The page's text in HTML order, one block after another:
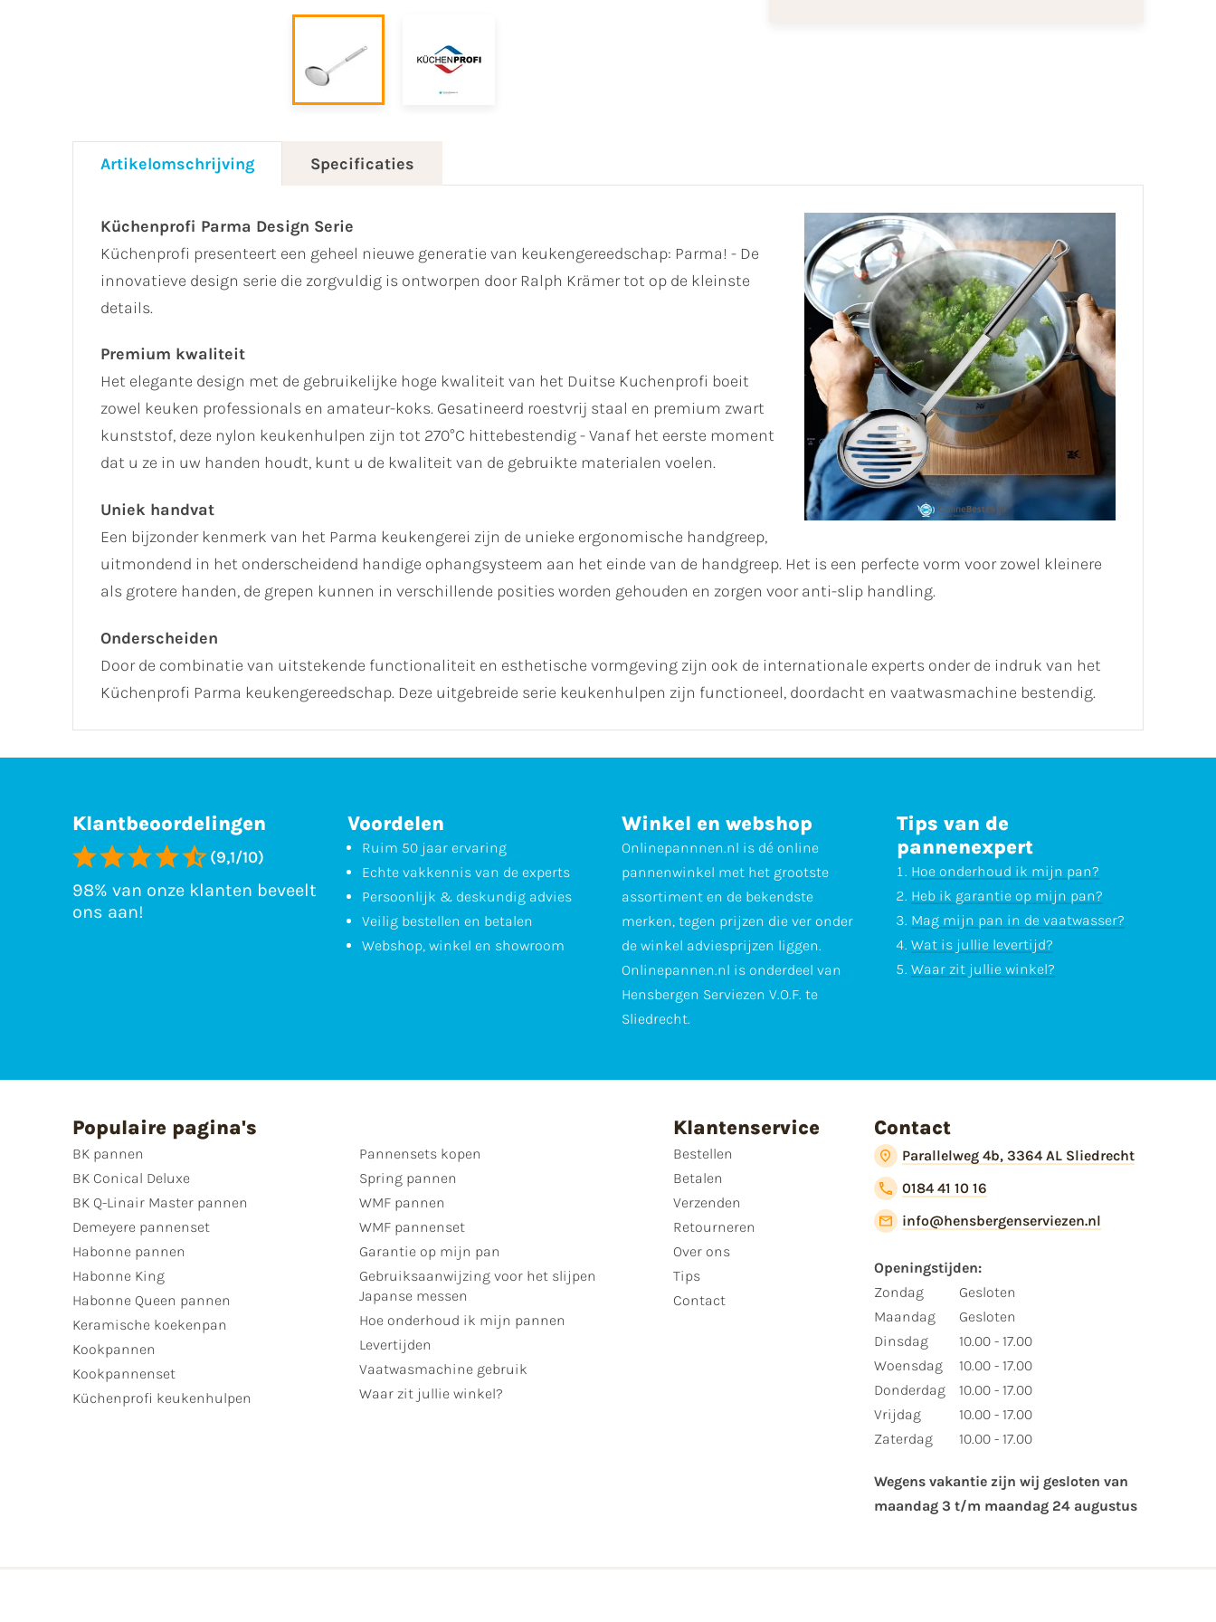
Artikelomschrijving Specificaties
Küchenprofi Parma Design Serie
Küchenprofi presenteert een geheel nieuwe generatie van keukengereedschap: Parma! - De
innovatieve design serie die zorgvuldig is ontworpen door Ralph Krämer tot op de kleinste
details.
Premium kwaliteit
Het elegante design met de gebruikelijke hoge kwaliteit van het Duitse Kuchenprofi boeit
zowel keuken professionals en amateur-koks. Gesatineerd roestvrij staal en premium zwart
kunststof, deze nylon keukenhulpen zijn tot 270°C hittebestendig - Vanaf het eerste moment
dat u ze in uw handen houdt, kunt u de kwaliteit van de gebruikte materialen voelen.
Uniek handvat
Een bijzonder kenmerk van het Parma keukengerei zijn de unieke ergonomische handgreep,
uitmondend in het onderscheidend handige ophangsysteem aan het einde van de handgreep. Het is een perfecte vorm voor zowel kleinere
als grotere handen, de grepen kunnen in verschillende posities worden gehouden en zorgen voor anti-slip handling.
Onderscheiden
Door de combinatie van uitstekende functionaliteit en esthetische vormgeving zijn ook de internationale experts onder de indruk van het
Küchenprofi Parma keukengereedschap. Deze uitgebreide serie keukenhulpen zijn functioneel, doordacht en vaatwasmachine bestendig.
Klantbeoordelingen
(9,1/10)
98% van onze klanten beveelt
ons aan!
Voordelen
Ruim 50 jaar ervaring
Echte vakkennis van de experts
Persoonlijk & deskundig advies
Veilig bestellen en betalen
Webshop, winkel en showroom
Winkel en webshop
Onlinepannnen.nl is dé online
pannenwinkel met het grootste
assortiment en de bekendste
merken, tegen prijzen die ver onder
de winkel adviesprijzen liggen.
Onlinepannen.nl is onderdeel van
Hensbergen Serviezen V.O.F. te
Sliedrecht.
Tips van de
pannenexpert
Hoe onderhoud ik mijn pan?
Heb ik garantie op mijn pan?
Mag mijn pan in de vaatwasser?
Wat is jullie levertijd?
Waar zit jullie winkel?
Populaire pagina's
BK pannen
BK Conical Deluxe
BK Q-Linair Master pannen
Demeyere pannenset
Habonne pannen
Habonne King
Habonne Queen pannen
Keramische koekenpan
Kookpannen
Kookpannenset
Küchenprofi keukenhulpen
Pannensets kopen
Spring pannen
WMF pannen
WMF pannenset
Garantie op mijn pan
Gebruiksaanwijzing voor het slijpen
Japanse messen
Hoe onderhoud ik mijn pannen
Levertijden
Vaatwasmachine gebruik
Waar zit jullie winkel?
Klantenservice
Bestellen
Betalen
Verzenden
Retourneren
Over ons
Tips
Contact
Contact
Parallelweg 4b, 3364 AL Sliedrecht
0184 41 10 16
info@hensbergenserviezen.nl
Openingstijden:​
​Zondag
Maandag
Dinsdag
Woensdag
Donderdag
Vrijdag
Zaterdag
Gesloten
Gesloten
10.00 - 17.00
10.00 - 17.00
10.00 - 17.00
10.00 - 17.00
10.00 - 17.00
Wegens vakantie zijn wij gesloten van ​
maandag 3 t/m maandag 24 augustus